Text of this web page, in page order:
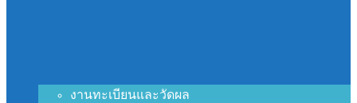
งานทะเบียนและวัดผล